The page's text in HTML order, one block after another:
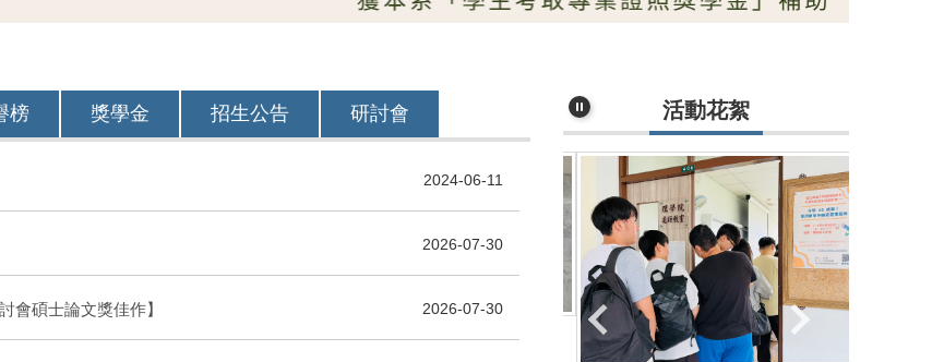
榜 獎學金 招生公告 研討會
2024-06-11
2026-07-30
會碩士論文獎佳作】 2026-07-30
活動花絮